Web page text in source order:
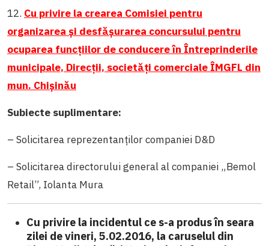
12. Cu privire la crearea Comisiei pentru
organizarea și desfășurarea concursului pentru
ocuparea funcțiilor de conducere în Întreprinderile
municipale, Direcții, societăți comerciale ÎMGFL din
mun. Chișinău
Subiecte suplimentare:
– Solicitarea reprezentanților companiei D&D
– Solicitarea directorului general al companiei „Bemol
Retail”, Iolanta Mura
Cu privire la incidentul ce s-a produs în seara
zilei de vineri, 5.02.2016, la caruselul din